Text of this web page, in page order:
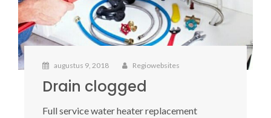
augustus 9, 2018 Regiowebsites
Drain clogged
Full service water heater replacement